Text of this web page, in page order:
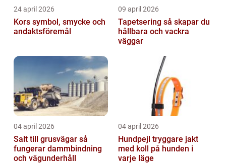
24 april 2026
Kors symbol, smycke och
andaktsföremål
09 april 2026
Tapetsering så skapar du
hållbara och vackra
väggar
04 april 2026
Salt till grusvägar så
fungerar dammbindning
och vägunderhåll
04 april 2026
Hundpejl tryggare jakt
med koll på hunden i
varje läge